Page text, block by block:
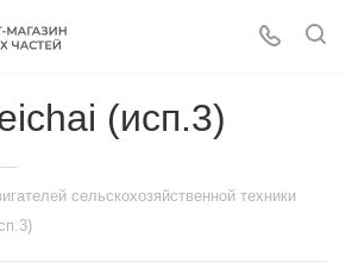
(исп.3)
—
сельскохозяйственной техники